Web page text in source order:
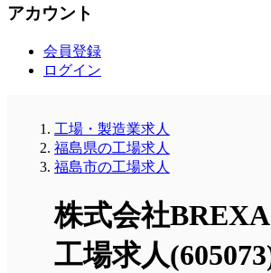
アカウント
会員登録
ログイン
工場・製造業求人
福島県の工場求人
福島市の工場求人
株式会社
工場求人